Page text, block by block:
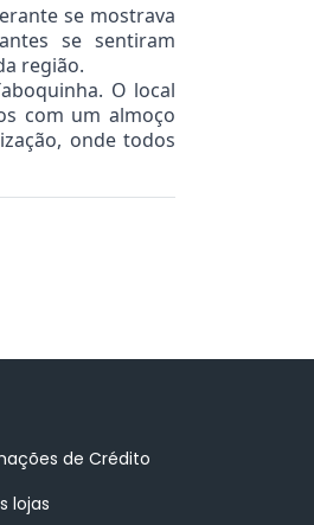
se mostrava
se sentiram
região.
O local
com um almoço
onde todos
de Crédito
lojas